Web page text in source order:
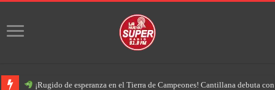
¡Rugido de esperanza en el Tierra de Campeones! Cantillana debuta